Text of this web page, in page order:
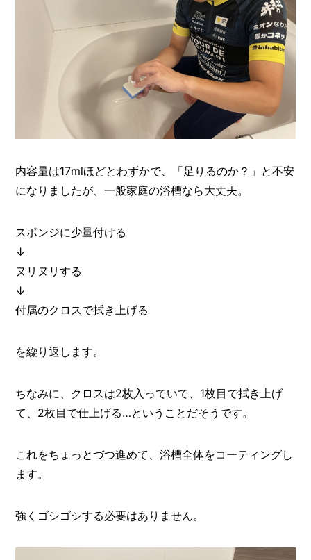
内容量は17mlほどとわずかで、「足りるのか？」と不安
になりましたが、一般家庭の浴槽なら大丈夫。
スポンジに少量付ける
↓
ヌリヌリする
↓
付属のクロスで拭き上げる
を繰り返します。
ちなみに、クロスは2枚入っていて、1枚目で拭き上げ
て、2枚目で仕上げる…ということだそうです。
これをちょっとづつ進めて、浴槽全体をコーティングし
ます。
強くゴシゴシする必要はありません。